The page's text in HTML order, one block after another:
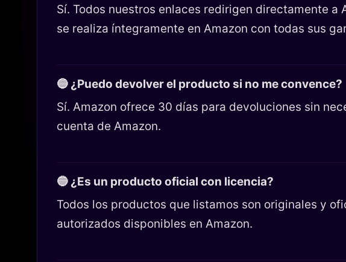
Sí. Todos nuestros enlaces redirigen directamente
se realiza íntegramente en Amazon con todas sus
🔵 ¿Puedo devolver el producto si no me convence?
Sí. Amazon ofrece 30 días para devoluciones sin
cuenta de Amazon.
🔵 ¿Es un producto oficial con licencia?
Todos los productos que listamos son originales y
autorizados disponibles en Amazon.